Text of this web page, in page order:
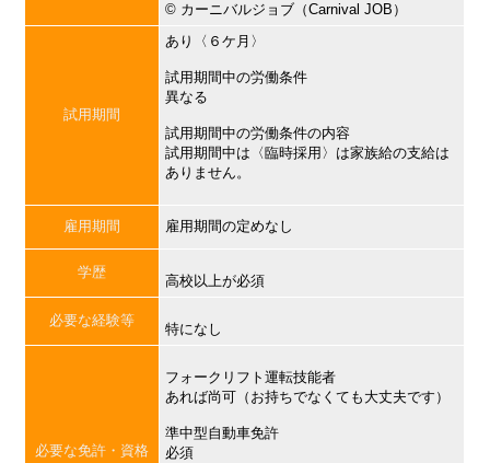
©︎ カーニバルジョブ（Carnival JOB）
試用期間
あり〈６ケ月〉
試用期間中の労働条件
異なる
試用期間中の労働条件の内容
試用期間中は〈臨時採用〉は家族給の支給は
ありません。
雇用期間 雇用期間の定めなし
学歴
高校以上が必須
必要な経験等
特になし
必要な免許・資格
フォークリフト運転技能者
あれば尚可（お持ちでなくても大丈夫です）
準中型自動車免許
必須